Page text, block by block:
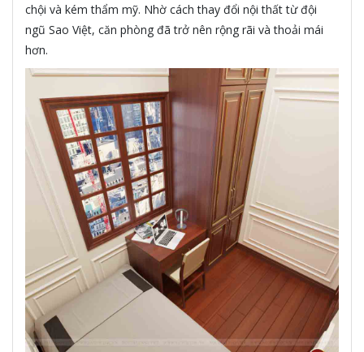
chội và kém thẩm mỹ. Nhờ cách thay đổi nội thất từ đội
ngũ Sao Việt, căn phòng đã trở nên rộng rãi và thoải mái
hơn.